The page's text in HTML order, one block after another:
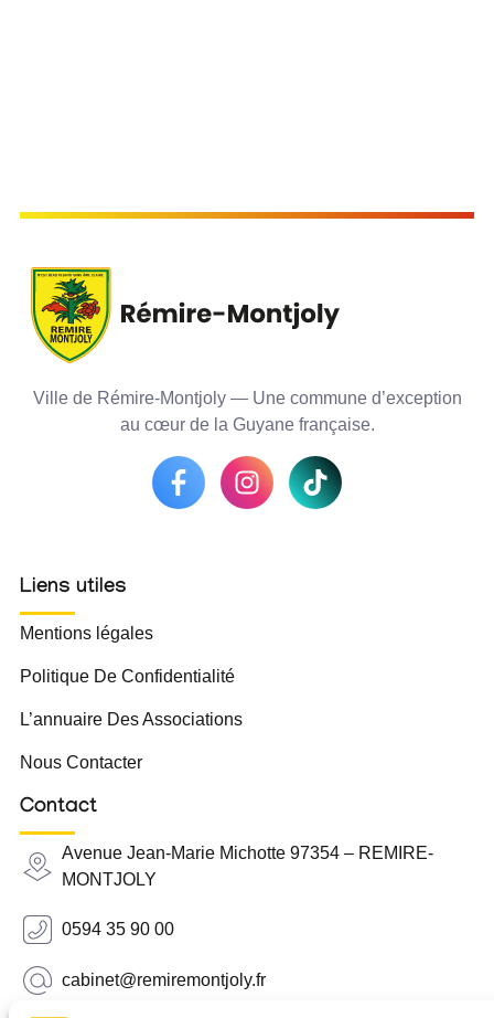
Ville de Rémire-Montjoly — Une commune d’exception
au cœur de la Guyane française.
Liens utiles
Mentions légales
Politique De Confidentialité
L’annuaire Des Associations
Nous Contacter
Contact
Avenue Jean-Marie Michotte 97354 – REMIRE-
MONTJOLY
0594 35 90 00
cabinet@remiremontjoly.fr